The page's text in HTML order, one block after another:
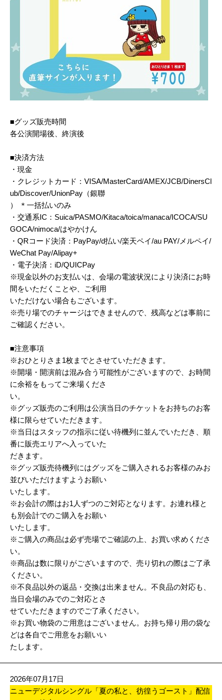
■グッズ販売時間
各公演開場後、終演後
■決済方法
・現金
・クレジットカード：VISA/MasterCard/AMEX/JCB/DinersCl
ub/Discover/UnionPay（銀聯
） ＊一括払いのみ
・交通系IC：Suica/PASMO/Kitaca/toica/manaca/ICOCA/SU
GOCA/nimoca/はやかけん
・QRコード決済：PayPay/d払い/楽天ペイ/au PAY/メルペイ/
WeChat Pay/Alipay+
・電子決済：iD/QUICPay
※現金以外のお支払いは、会場の電波状況により決済にお時
間をいただくことや、ご利用
いただけない場合もございます。
※売り場でのチャージはできませんので、残高などは事前に
ご確認ください。
■注意事項
※おひとりさま1枚までとさせていただきます。
※開場・開演前は混み合う可能性がございますので、お時間
に余裕をもってご来場くださ
い。
※グッズ販売のご利用は公演当日のチケットをお持ちのお客
様に限らせていただきます。
※当日はスタッフの指示に従い待機列に並んでいただき、順
番に販売エリアへ入っていた
だきます。
※グッズ販売待機列にはグッズをご購入されるお客様のみお
並びいただけますようお願い
いたします。
※お会計の際はお1人ずつのご対応となります。お連れ様と
も別会計でのご購入をお願い
いたします。
※ご購入の商品は必ず売場でご確認の上、お買い求めくださ
い。
※商品は数に限りがございますので、売り切れの際はご了承
ください。
※不良品以外の返品・交換は出来ません。不良品の対応も、
当日会場のみでのご対応とさ
せていただきますのでご了承ください。
※お買い物袋のご用意はございません。お持ち帰り用の袋な
どは各自でご用意をお願いい
たします。
2026年07月17日
ニューデジタルシングル「夏の私と、彷徨うゴースト」配信